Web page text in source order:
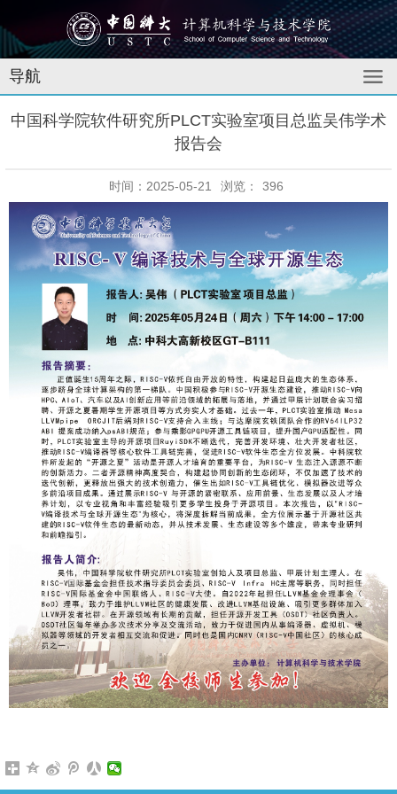
导航
中国科学院软件研究所PLCT实验室项目总监吴伟学术
报告会
时间：2025-05-21 浏览： 396